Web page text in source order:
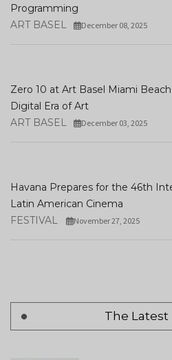
Programming
ART BASEL
December 08, 2025
Zero 10 at Art Basel Miami
Digital Era of Art
ART BASEL
December 03, 2025
Havana Prepares for the 46th
Latin American Cinema
FESTIVAL
November 27, 2025
The Latest